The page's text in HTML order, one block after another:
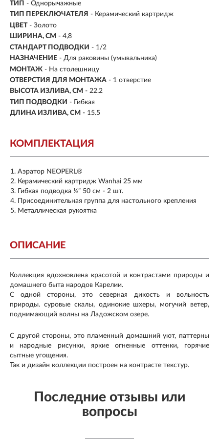
ТИП - Однорычажные
ТИП ПЕРЕКЛЮЧАТЕЛЯ - Керамический картридж
ЦВЕТ - Золото
ШИРИНА, СМ - 4,8
СТАНДАРТ ПОДВОДКИ - 1/2
НАЗНАЧЕНИЕ - Для раковины (умывальника)
МОНТАЖ - На столешницу
ОТВЕРСТИЯ ДЛЯ МОНТАЖА - 1 отверстие
ВЫСОТА ИЗЛИВА, СМ - 22.2
ТИП ПОДВОДКИ - Гибкая
ДЛИНА ИЗЛИВА, СМ - 15.5
КОМПЛЕКТАЦИЯ
Аэратор NEOPERL®
Керамический картридж Wanhai 25 мм
Гибкая подводка ½” 50 см - 2 шт.
Присоединительная группа для настольного крепления
Металлическая рукоятка
ОПИСАНИЕ
Коллекция вдохновлена красотой и контрастами природы и
домашнего быта народов Карелии.
С одной стороны, это северная дикость и вольность
природы. суровые скалы, одинокие шхеры, могучий ветер,
поднимающий волны на Ладожском озере.
С другой стороны, это пламенный домашний уют, паттерны
и народные рисунки, яркие огненные оттенки, горячие
сытные угощения.
Так и дизайн коллекции построен на контрасте текстур.
Последние отзывы или
вопросы